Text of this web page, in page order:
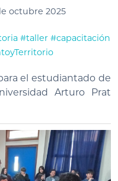
octubre 2025
#taller #capacitación
el estudiantado de
Arturo Prat